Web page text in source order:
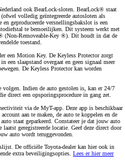
ook BearLock-sloten. BearLock® staat
volledig geïntegreerde autosloten als
geproduceerde versnellingsbakslot is een
te bemoeilijken. Dit systeem werkt met
(Non-Removeable-Key ®). Dit houdt in dat de
toestand.
een Motion Key. De Keyless Protector zorgt
slaapstand overgaat en geen signaal meer
De Keyless Protector kan worden
volgen. Indien de auto gestolen is, kan er 24/7
direct een opsporingsprocedure in gang zet.
via de MyT-app. Deze app is beschikbaar
aan te maken, de auto te koppelen en de
staat geparkeerd. Constateer je dat jouw auto
geregistreerde locatie. Geef deze direct door
auto wordt teruggevonden.
De officiële Toyota-dealer kan hier ook in
extra beveiligingsopties. Lees er hier meer